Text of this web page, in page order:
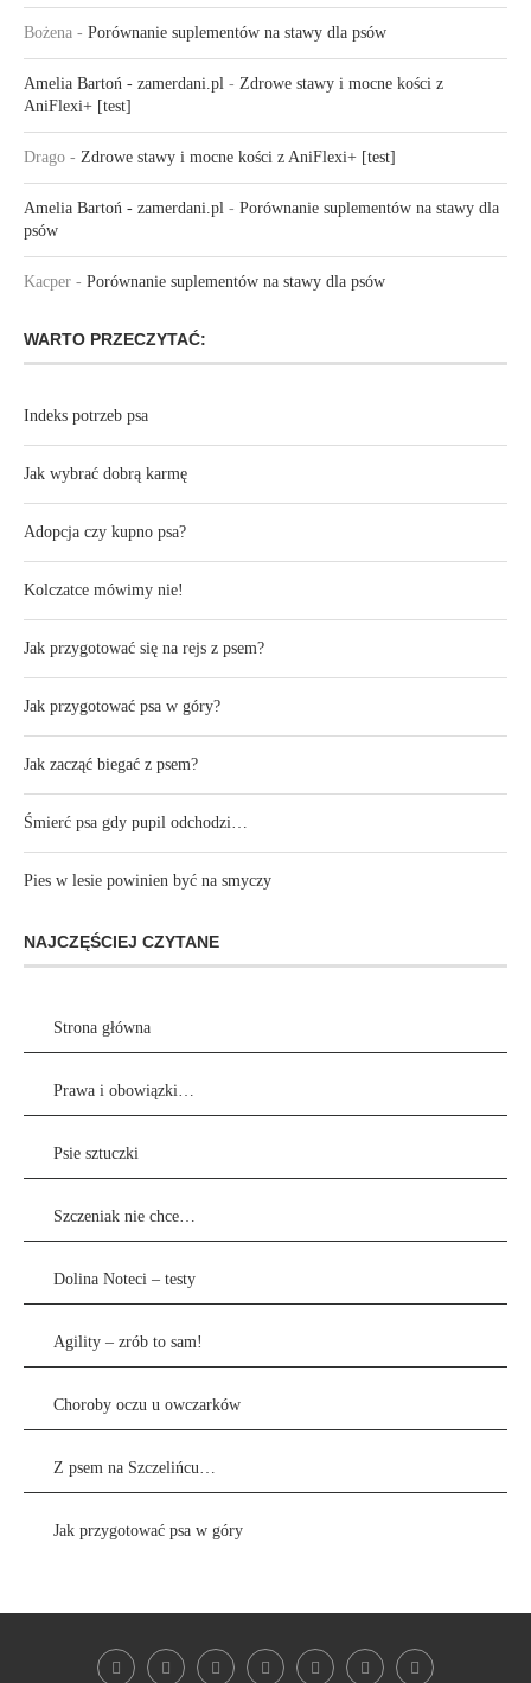
Bożena - Porównanie suplementów na stawy dla psów
Amelia Bartoń - zamerdani.pl - Zdrowe stawy i mocne kości z
AniFlexi+ [test]
Drago - Zdrowe stawy i mocne kości z AniFlexi+ [test]
Amelia Bartoń - zamerdani.pl - Porównanie suplementów na stawy dla
psów
Kacper - Porównanie suplementów na stawy dla psów
WARTO PRZECZYTAĆ:
Indeks potrzeb psa
Jak wybrać dobrą karmę
Adopcja czy kupno psa?
Kolczatce mówimy nie!
Jak przygotować się na rejs z psem?
Jak przygotować psa w góry?
Jak zacząć biegać z psem?
Śmierć psa gdy pupil odchodzi…
Pies w lesie powinien być na smyczy
NAJCZĘŚCIEJ CZYTANE
Strona główna
Prawa i obowiązki…
Psie sztuczki
Szczeniak nie chce…
Dolina Noteci – testy
Agility – zrób to sam!
Choroby oczu u owczarków
Z psem na Szczelińcu…
Jak przygotować psa w góry